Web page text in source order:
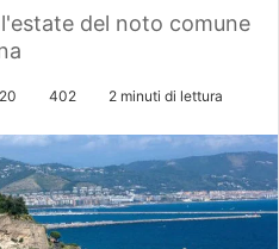
del noto comune
402 2 minuti di lettura